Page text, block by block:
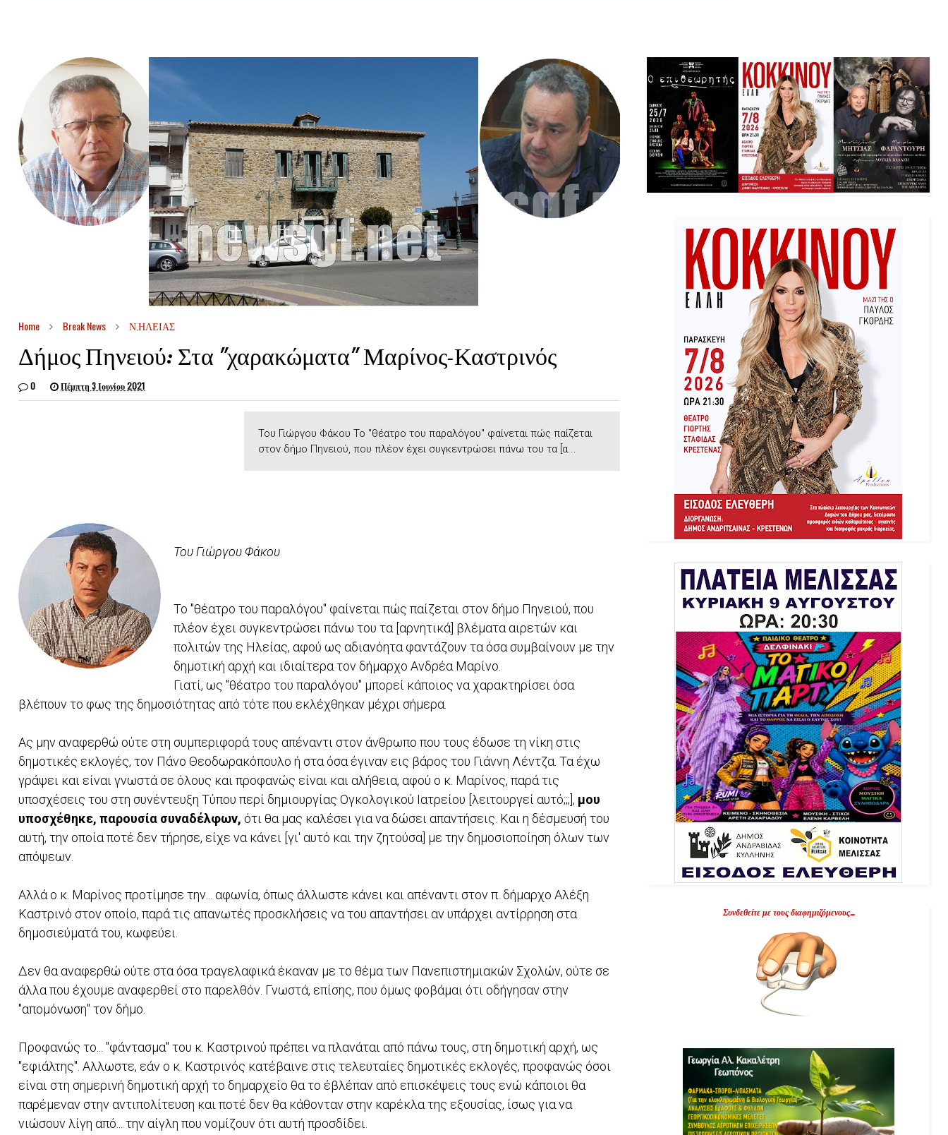
Home Break News Ν.ΗΛΕΙΑΣ
Δήμος Πηνειού: Στα "χαρακώματα" Μαρίνος-Καστρινός
0 Πέμπτη 3 Ιουνίου 2021
Του Γιώργου Φάκου Το "θέατρο του παραλόγου" φαίνεται πώς παίζεται
στον δήμο Πηνειού, που πλέον έχει συγκεντρώσει πάνω του τα [α...
Του Γιώργου Φάκου
Το "θέατρο του παραλόγου" φαίνεται πώς παίζεται στον δήμο Πηνειού, που
πλέον έχει συγκεντρώσει πάνω του τα [αρνητικά] βλέματα αιρετών και
πολιτών της Ηλείας, αφού ως αδιανόητα φαντάζουν τα όσα συμβαίνουν με την
δημοτική αρχή και ιδιαίτερα τον δήμαρχο Ανδρέα Μαρίνο.
Γιατί, ως "θέατρο του παραλόγου" μπορεί κάποιος να χαρακτηρίσει όσα
βλέπουν το φως της δημοσιότητας από τότε που εκλέχθηκαν μέχρι σήμερα.
Ας μην αναφερθώ ούτε στη συμπεριφορά τους απέναντι στον άνθρωπο που τους έδωσε τη νίκη στις
δημοτικές εκλογές, τον Πάνο Θεοδωρακόπουλο ή στα όσα έγιναν εις βάρος του Γιάννη Λέντζα. Τα έχω
γράψει και είναι γνωστά σε όλους και προφανώς είναι και αλήθεια, αφού ο κ. Μαρίνος, παρά τις
υποσχέσεις του στη συνέντευξη Τύπου περί δημιουργίας Ογκολογικού Ιατρείου [λειτουργεί αυτό;;;], μου
υποσχέθηκε, παρουσία συναδέλφων, ότι θα μας καλέσει για να δώσει απαντήσεις. Και η δέσμευσή του
αυτή, την οποία ποτέ δεν τήρησε, είχε να κάνει [γι' αυτό και την ζητούσα] με την δημοσιοποίηση όλων των
απόψεων.
Αλλά ο κ. Μαρίνος προτίμησε την... αφωνία, όπως άλλωστε κάνει και απέναντι στον π. δήμαρχο Αλέξη
Καστρινό στον οποίο, παρά τις απανωτές προσκλήσεις να του απαντήσει αν υπάρχει αντίρρηση στα
δημοσιεύματά του, κωφεύει.
Δεν θα αναφερθώ ούτε στα όσα τραγελαφικά έκαναν με το θέμα των Πανεπιστημιακών Σχολών, ούτε σε
άλλα που έχουμε αναφερθεί στο παρελθόν. Γνωστά, επίσης, που όμως φοβάμαι ότι οδήγησαν στην
"απομόνωση" τον δήμο.
Προφανώς το... "φάντασμα" του κ. Καστρινού πρέπει να πλανάται από πάνω τους, στη δημοτική αρχή, ως
"εφιάλτης". Αλλωστε, εάν ο κ. Καστρινός κατέβαινε στις τελευταίες δημοτικές εκλογές, προφανώς όσοι
είναι στη σημερινή δημοτική αρχή το δημαρχείο θα το έβλέπαν από επισκέψεις τους ενώ κάποιοι θα
παρέμεναν στην αντιπολίτευση και ποτέ δεν θα κάθονταν στην καρέκλα της εξουσίας, ίσως για να
νιώσουν λίγη από... την αίγλη που νομίζουν ότι αυτή προσδίδει.
Συνδεθείτε με τους διαφημιζόμενους...